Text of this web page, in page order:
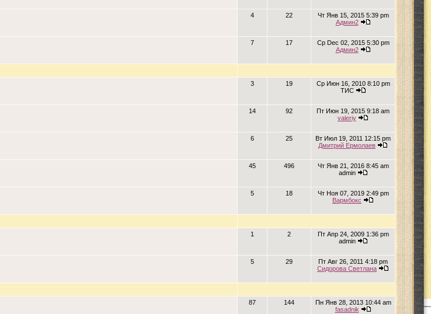
4 22
Чт Янв 15, 2015 5:39 pm
Админ2
7 17
Ср Dec 02, 2015 5:30 pm
Админ2
3 19
Ср Июн 16, 2010 8:10 pm
ТИС
14 92
Пт Июн 19, 2015 9:18 am
valeriy
6 25
Вт Июл 19, 2011 12:15 pm
Дмитрий Ермолаев
45 496
Чт Янв 21, 2016 8:45 am
admin
5 18
Чт Ноя 07, 2019 2:49 pm
Вармбокс
1 2
Пт Апр 24, 2009 1:36 pm
admin
5 29
Пт Авг 26, 2011 4:18 pm
Сидорова Светлана
87 144
Пн Янв 28, 2013 10:44 am
fasadnik